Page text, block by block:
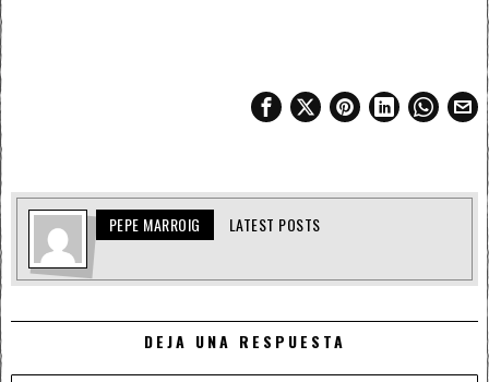
PEPE MARROIG LATEST POSTS
DEJA UNA RESPUESTA